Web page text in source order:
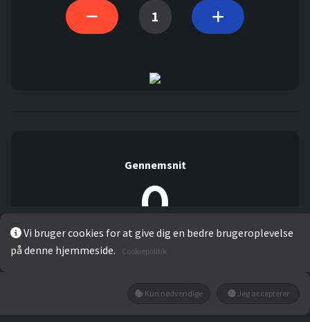
Gennemsnit
0
Vi bruger cookies for at give dig en bedre brugeroplevelse
på denne hjemmeside.
Cookiepolitik
Kun nødvendige Jeg accepterer